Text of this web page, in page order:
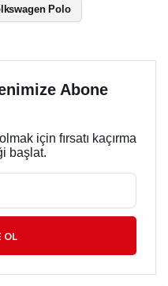
Polo
Abone
için fırsatı kaçırma
başlat.
OL